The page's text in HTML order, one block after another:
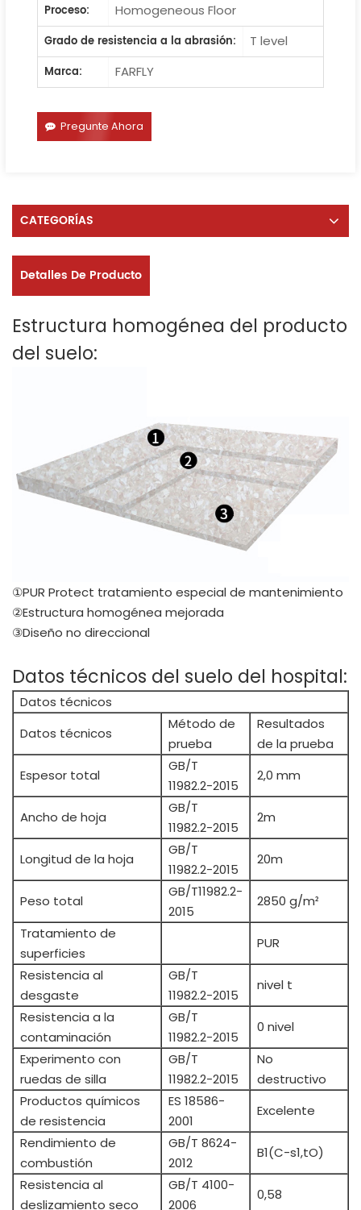
Proceso:
Homogeneous Floor
Grado de resistencia a la abrasión:
T level
Marca:
FARFLY
Pregunte Ahora
CATEGORÍAS
Detalles De Producto
Estructura homogénea del producto
del suelo:
①PUR Protect tratamiento especial de mantenimiento
②Estructura homogénea mejorada
③Diseño no direccional
Datos técnicos del suelo del hospital:
Datos técnicos
Datos técnicos
Método de
prueba
Resultados
de la prueba
Espesor total
GB/T
11982.2-2015
2,0 mm
Ancho de hoja
GB/T
11982.2-2015
2m
Longitud de la hoja
GB/T
11982.2-2015
20m
Peso total
GB/T11982.2-
2015
2850 g/m²
Tratamiento de
superficies
PUR
Resistencia al
desgaste
GB/T
11982.2-2015
nivel t
Resistencia a la
contaminación
GB/T
11982.2-2015
0 nivel
Experimento con
ruedas de silla
GB/T
11982.2-2015
No
destructivo
Productos químicos
de resistencia
ES 18586-
2001
Excelente
Rendimiento de
combustión
GB/T 8624-
2012
B1(C-s1,tO)
Resistencia al
deslizamiento seco
GB/T 4100-
2006
0,58